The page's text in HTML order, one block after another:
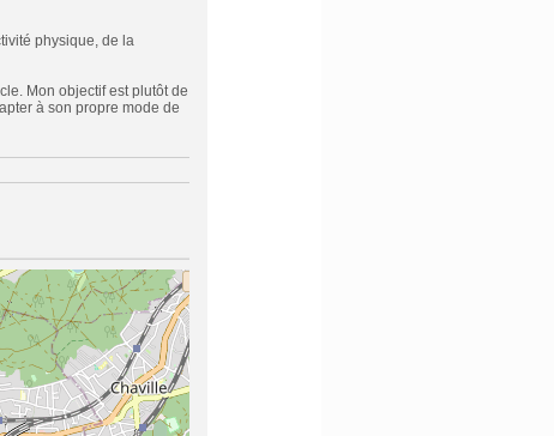
physique, de la
Mon objectif est plutôt de
à son propre mode de